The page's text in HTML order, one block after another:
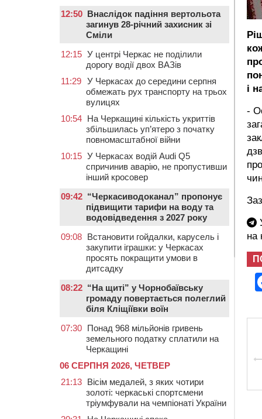
і
-
на
12:50 Внаслідок падіння вертольота
загинув 28-річний захисник зі
Сміли
12:15 У центрі Черкас не поділили
дорогу водії двох ВАЗів
11:29 У Черкасах до середини серпня
обмежать рух транспорту на трьох
вулицях
10:54 На Черкащині кількість укриттів
збільшилась уп’ятеро з початку
повномасштабної війни
10:15 У Черкасах водій Audi Q5
спричинив аварію, не пропустивши
інший кросовер
09:42 “Черкасиводоканал” пропонує
підвищити тарифи на воду та
водовідведення з 2027 року
09:08 Встановити гойдалки, карусель і
закупити іграшки: у Черкасах
просять покращити умови в
дитсадку
08:22 “На щиті” у Чорнобаївську
громаду повертається полеглий
біля Кліщіївки воїн
07:30 Понад 968 мільйонів гривень
земельного податку сплатили на
Черкащині
06 СЕРПНЯ 2026, ЧЕТВЕР
21:13 Вісім медалей, з яких чотири
золоті: черкаські спортсмени
тріумфували на чемпіонаті України